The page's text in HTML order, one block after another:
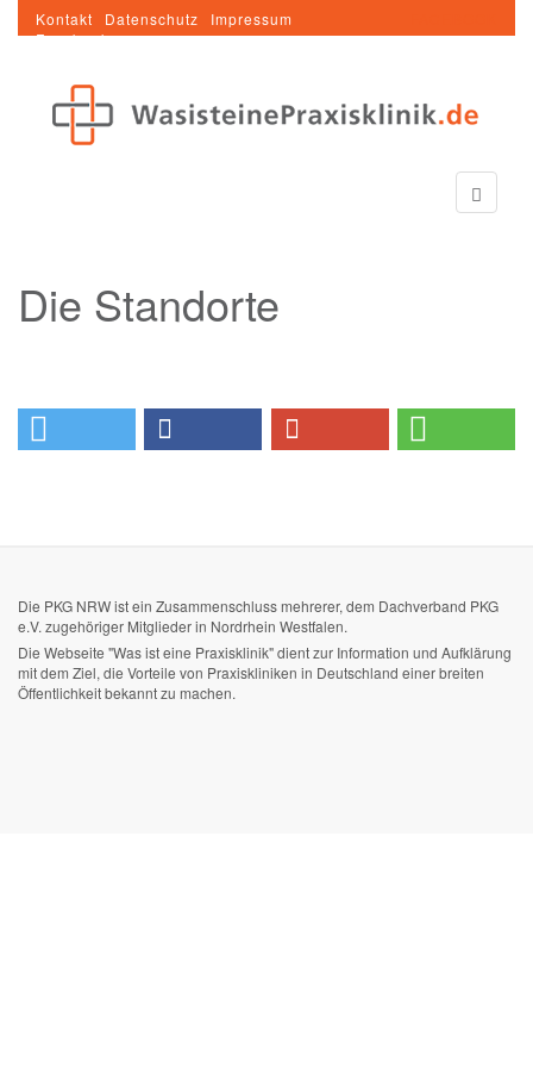
Kontakt Datenschutz
Impressum
Facebook
Die Standorte
Die PKG NRW ist ein Zusammenschluss mehrerer, dem Dachverband PKG
e.V. zugehöriger Mitglieder in Nordrhein Westfalen.
Die Webseite "Was ist eine Praxisklinik" dient zur Information und Aufklärung
mit dem Ziel, die Vorteile von Praxiskliniken in Deutschland einer breiten
Öffentlichkeit bekannt zu machen.